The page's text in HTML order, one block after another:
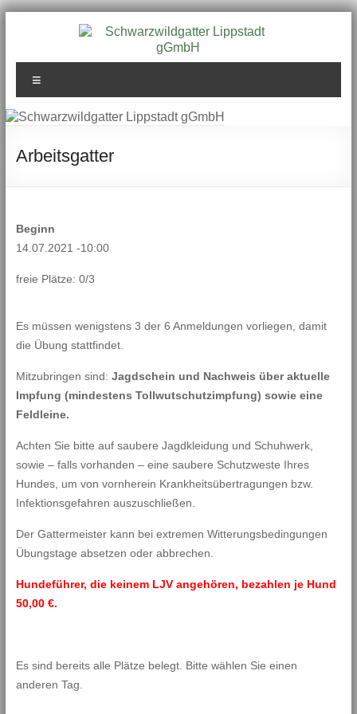
Schwarzwildgatter
Lippstadt gGmbH
Arbeitsgatter
Beginn
14.07.2021 -10:00
freie Plätze: 0/3
Es müssen wenigstens 3 der 6 Anmeldungen vorliegen, damit
die Übung stattfindet.
Mitzubringen sind: Jagdschein und Nachweis über aktuelle
Impfung (mindestens Tollwutschutzimpfung) sowie eine
Feldleine.
Achten Sie bitte auf saubere Jagdkleidung und Schuhwerk,
sowie – falls vorhanden – eine saubere Schutzweste Ihres
Hundes, um von vornherein Krankheitsübertragungen bzw.
Infektionsgefahren auszuschließen.
Der Gattermeister kann bei extremen Witterungsbedingungen
Übungstage absetzen oder abbrechen.
Hundeführer, die keinem LJV angehören, bezahlen je Hund
50,00 €.
Es sind bereits alle Plätze belegt. Bitte wählen Sie einen
anderen Tag.